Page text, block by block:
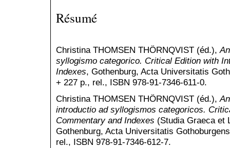
Résumé
Christina THOMSEN THÖRNQVIST (éd.),
syllogismo categorico. Critical Edition with
Indexes, Gothenburg, Acta Universitatis
+ 227 p., rel., ISBN 978-91-7346-611-0.
Christina THOMSEN THÖRNQVIST (éd.),
introductio ad syllogismos categoricos.
Commentary and Indexes (Studia Graeca et
Gothenburg, Acta Universitatis
rel., ISBN 978-91-7346-612-7.